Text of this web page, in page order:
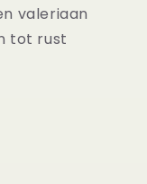
valeriaan
tot rust